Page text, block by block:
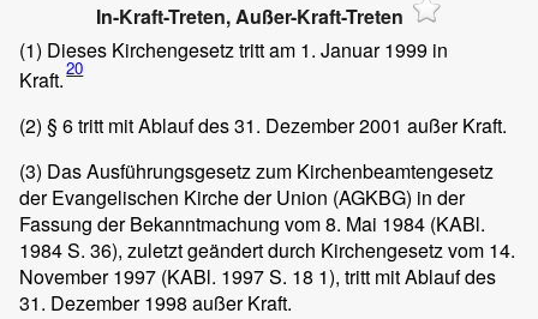
In-Kraft-Treten, Außer-Kraft-Treten
(1) Dieses Kirchengesetz tritt am 1. Januar 1999 in
Kraft.20
(2) § 6 tritt mit Ablauf des 31. Dezember 2001 außer Kraft.
(3) Das Ausführungsgesetz zum Kirchenbeamtengesetz
der Evangelischen Kirche der Union (AGKBG) in der
Fassung der Bekanntmachung vom 8. Mai 1984 (KABl.
1984 S. 36), zuletzt geändert durch Kirchengesetz vom 14.
November 1997 (KABl. 1997 S. 18 1), tritt mit Ablauf des
31. Dezember 1998 außer Kraft.